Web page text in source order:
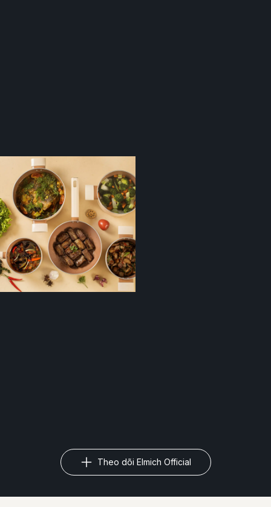
Theo dõi Elmich Official